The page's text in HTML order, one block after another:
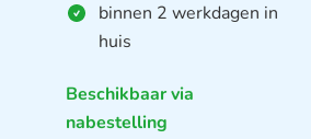
binnen 2 werkdagen in
huis
Beschikbaar via
nabestelling